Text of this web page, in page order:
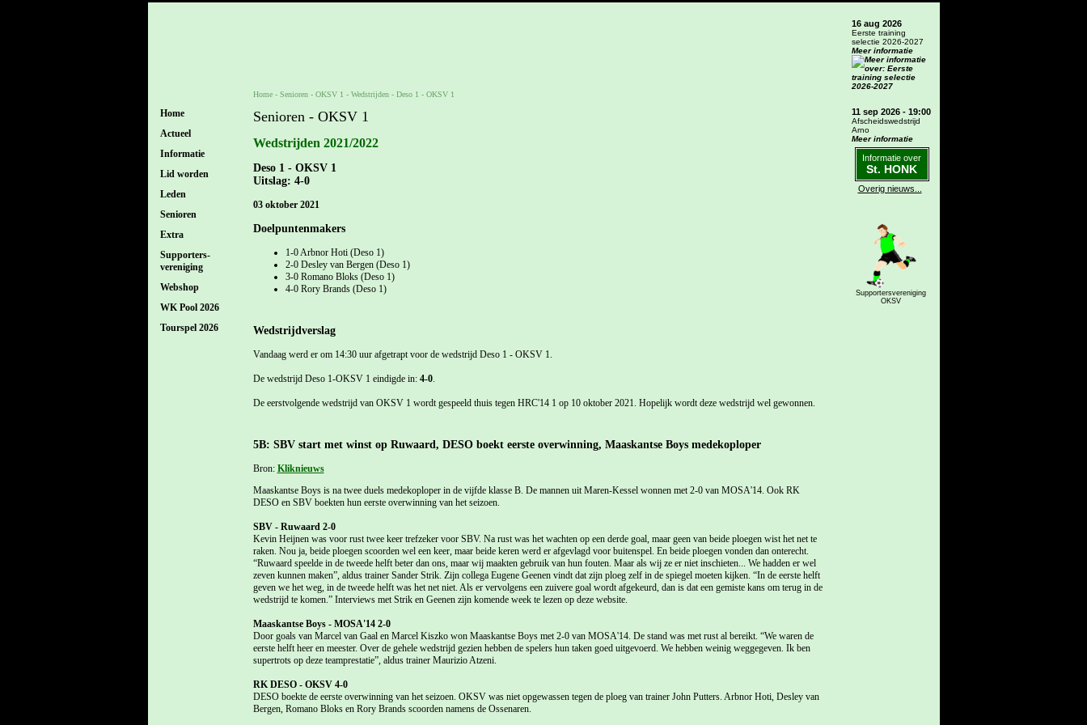
Home
Actueel
Informatie
Lid worden
Leden
Senioren
Extra
Supporters-
vereniging
Webshop
WK Pool 2026
Tourspel 2026
Home- Senioren - OKSV 1 - Wedstrijden- Deso 1 - OKSV 1
Senioren - OKSV 1
Wedstrijden 2021/2022
Deso 1 - OKSV 1
Uitslag: 4-0
03 oktober 2021
Doelpuntenmakers
1-0 Arbnor Hoti (Deso 1)
2-0 Desley van Bergen (Deso 1)
3-0 Romano Bloks (Deso 1)
4-0 Rory Brands (Deso 1)
Wedstrijdverslag
Vandaag werd er om 14:30 uur afgetrapt voor de wedstrijd Deso 1 - OKSV 1.
De wedstrijd Deso 1-OKSV 1 eindigde in: 4-0.
De eerstvolgende wedstrijd van OKSV 1 wordt gespeeld thuis tegen HRC'14 1 op 10 oktober 2021. Hopelijk wordt deze wedstrijd wel gewonnen.
5B: SBV start met winst op Ruwaard, DESO boekt eerste overwinning, Maaskantse Boys medekoploper
Bron: Kliknieuws
Maaskantse Boys is na twee duels medekoploper in de vijfde klasse B. De mannen uit Maren-Kessel wonnen met 2-0 van MOSA'14. Ook RK
DESO en SBV boekten hun eerste overwinning van het seizoen.
SBV - Ruwaard 2-0
Kevin Heijnen was voor rust twee keer trefzeker voor SBV. Na rust was het wachten op een derde goal, maar geen van beide ploegen wist het net te
raken. Nou ja, beide ploegen scoorden wel een keer, maar beide keren werd er afgevlagd voor buitenspel. En beide ploegen vonden dan onterecht.
“Ruwaard speelde in de tweede helft beter dan ons, maar wij maakten gebruik van hun fouten. Maar als wij ze er niet inschieten... We hadden er wel
zeven kunnen maken”, aldus trainer Sander Strik. Zijn collega Eugene Geenen vindt dat zijn ploeg zelf in de spiegel moeten kijken. “In de eerste helft
geven we het weg, in de tweede helft was het net niet. Als er vervolgens een zuivere goal wordt afgekeurd, dan is dat een gemiste kans om terug in de
wedstrijd te komen.” Interviews met Strik en Geenen zijn komende week te lezen op deze website.
Maaskantse Boys - MOSA'14 2-0
Door goals van Marcel van Gaal en Marcel Kiszko won Maaskantse Boys met 2-0 van MOSA'14. De stand was met rust al bereikt. “We waren de
eerste helft heer en meester. Over de gehele wedstrijd gezien hebben de spelers hun taken goed uitgevoerd. We hebben weinig weggegeven. Ik ben
supertrots op deze teamprestatie”, aldus trainer Maurizio Atzeni.
RK DESO - OKSV 4-0
DESO boekte de eerste overwinning van het seizoen. OKSV was niet opgewassen tegen de ploeg van trainer John Putters. Arbnor Hoti, Desley van
Bergen, Romano Bloks en Rory Brands scoorden namens de Ossenaren.
16 aug 2026
Eerste training
selectie 2026-2027
Meer informatie
11 sep 2026 - 19:00
Afscheidswedstrijd
Arno
Meer informatie
Informatie over
St. HONK
Overig nieuws...
Supportersvereniging
OKSV